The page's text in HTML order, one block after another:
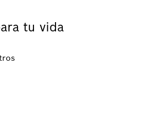
tu vida